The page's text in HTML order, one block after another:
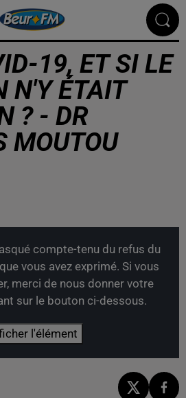
19, ET SI LE
N'Y ÉTAIT
? - DR
MOUTOU
compte-tenu du refus du
vous avez exprimé. Si vous
merci de nous donner votre
sur le bouton ci-dessous.
l'élément